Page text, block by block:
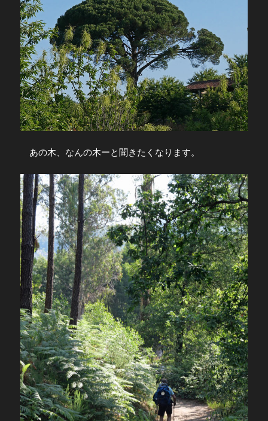
あの木、なんの木ーと聞きたくなります。